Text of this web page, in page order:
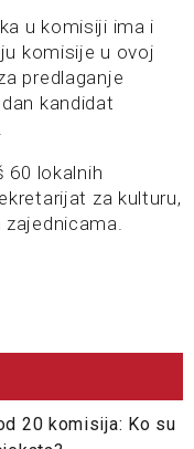
u komisiji ima i
komisije u ovoj
predlaganje
kandidat
60 lokalnih
za kulturu,
20 komisija: Ko su